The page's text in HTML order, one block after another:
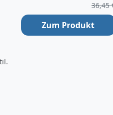
36,45
Zum Produkt